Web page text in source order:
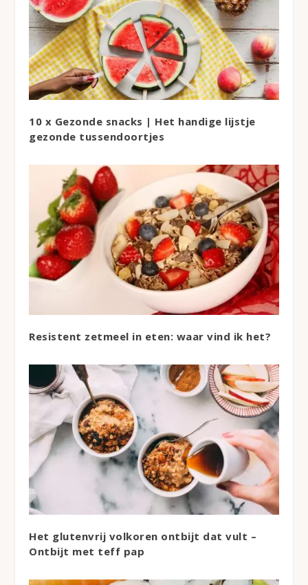
10 x Gezonde snacks | Het handige lijstje
gezonde tussendoortjes
Resistent zetmeel in eten: waar vind ik het?
Het glutenvrij volkoren ontbijt dat vult –
Ontbijt met teff pap